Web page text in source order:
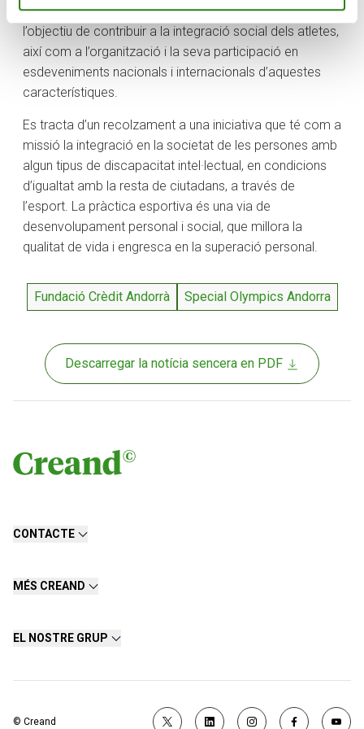
esportiva Special Olympics Andorra des del 2007, amb
l’objectiu de contribuir a la integració social dels atletes,
així com a l’organització i la seva participació en
esdeveniments nacionals i internacionals d’aquestes
característiques.
Es tracta d’un recolzament a una iniciativa que té com a
missió la integració en la societat de les persones amb
algun tipus de discapacitat intel·lectual, en condicions
d’igualtat amb la resta de ciutadans, a través de
l’esport. La pràctica esportiva és una via de
desenvolupament personal i social, que millora la
qualitat de vida i engresca en la superació personal.
Fundació Crèdit Andorrà Special Olympics Andorra
Descarregar la notícia sencera en PDF
CONTACTE
MÉS CREAND
EL NOSTRE GRUP
© Creand